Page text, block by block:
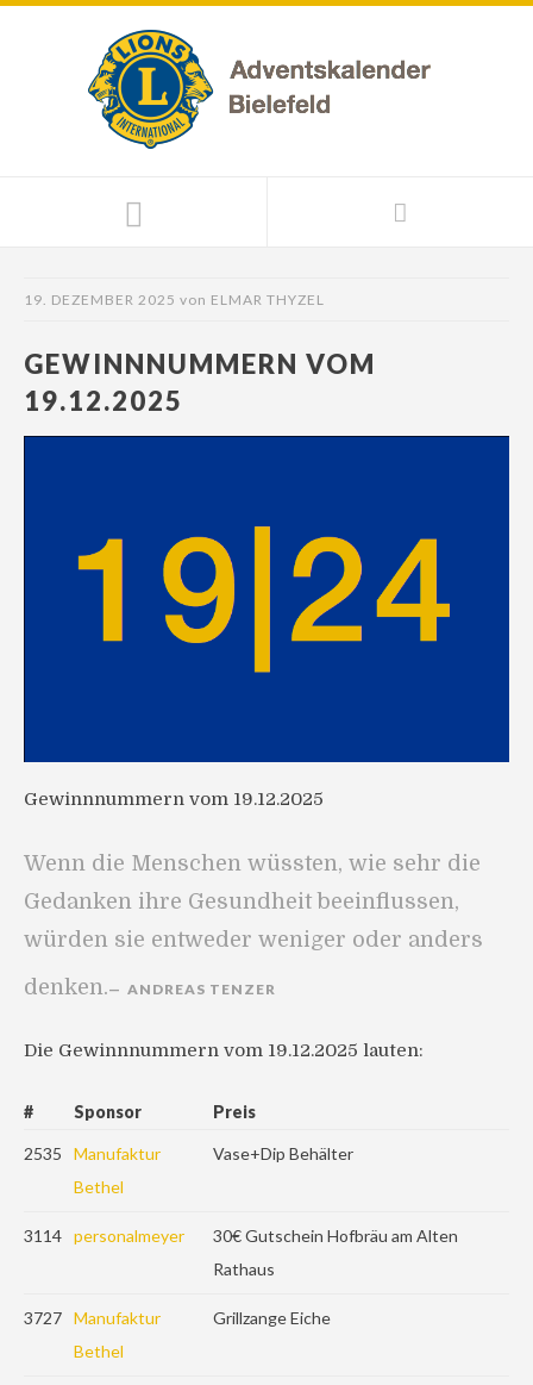
19. DEZEMBER 2025 von ELMAR THYZEL
GEWINNNUMMERN VOM
19.12.2025
Gewinnnummern vom 19.12.2025
Wenn die Menschen wüssten, wie sehr die
Gedanken ihre Gesundheit beeinflussen,
würden sie entweder weniger oder anders
denken.
ANDREAS TENZER
Die Gewinnnummern vom 19.12.2025 lauten:
# Sponsor Preis
2535
Manufaktur
Bethel
Vase+Dip Behälter
3114 personalmeyer
30€ Gutschein Hofbräu am Alten
Rathaus
3727 Manufaktur
Bethel
Grillzange Eiche